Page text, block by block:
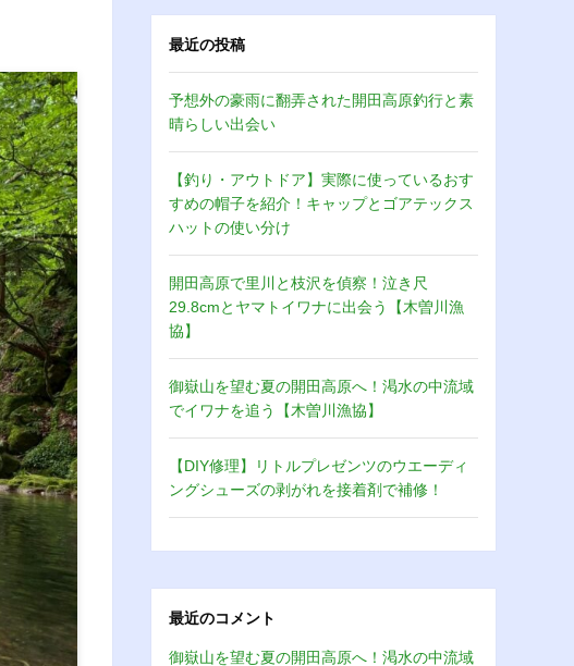
最近の投稿
予想外の豪雨に翻弄された開田高原釣行と素
晴らしい出会い
【釣り・アウトドア】実際に使っているおす
すめの帽子を紹介！キャップとゴアテックス
ハットの使い分け
開田高原で里川と枝沢を偵察！泣き尺
29.8cmとヤマトイワナに出会う【木曽川漁
協】
御嶽山を望む夏の開田高原へ！渇水の中流域
でイワナを追う【木曽川漁協】
【DIY修理】リトルプレゼンツのウエーディ
ングシューズの剥がれを接着剤で補修！
最近のコメント
御嶽山を望む夏の開田高原へ！渇水の中流域